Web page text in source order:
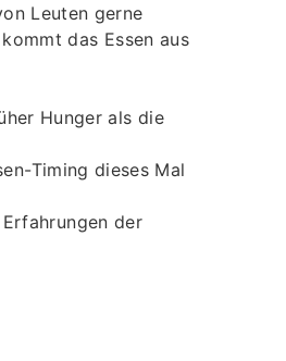
Leuten gerne
das Essen aus
Hunger als die
Timing dieses Mal
der